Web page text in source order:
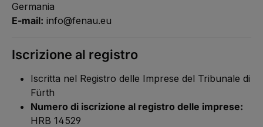
Germania
E-mail: info@fenau.eu
Iscrizione al registro
Iscritta nel Registro delle Imprese del Tribunale di
Fürth
Numero di iscrizione al registro delle imprese:
HRB 14529